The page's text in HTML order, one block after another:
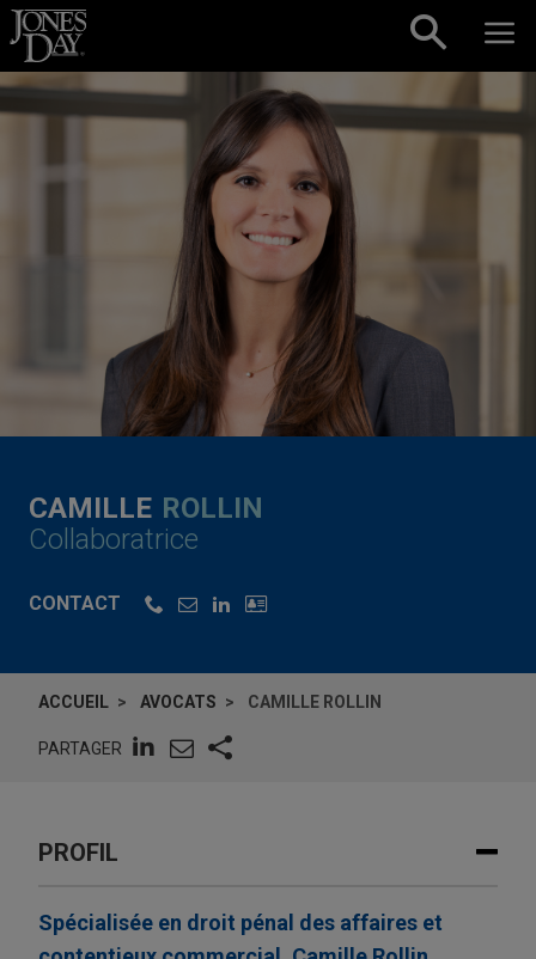
Skip to content
CAMILLE ROLLIN
Collaboratrice
CONTACT
ACCUEIL AVOCATS CAMILLE ROLLIN
PARTAGER
PROFIL
Spécialisée en droit pénal des affaires et